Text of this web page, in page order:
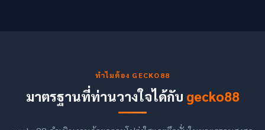
ทำไมต้อง GECKO88
มาตรฐานที่ท่านวางใจได้กับ gecko88